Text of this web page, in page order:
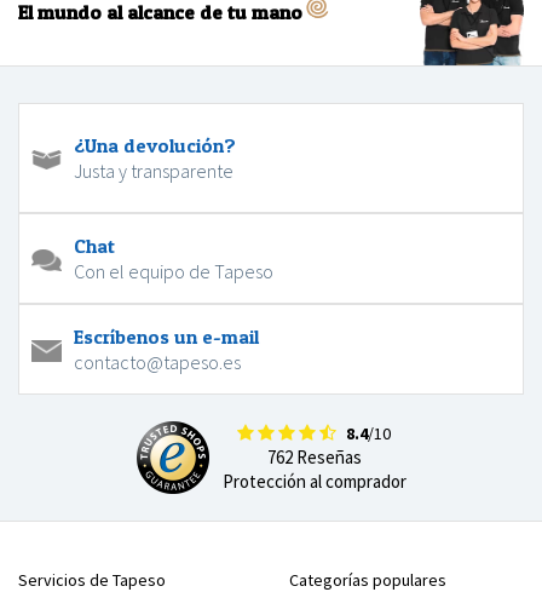
El mundo al alcance de tu mano
¿Una devolución?
Justa y transparente
Chat
Con el equipo de Tapeso
Escríbenos un e-mail
contacto@tapeso.es
8.4/10
762 Reseñas
Protección al comprador
Servicios de Tapeso
Categorías populares